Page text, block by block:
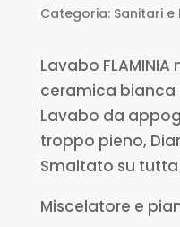
Categoria: Sanitari e
Lavabo FLAMINIA
ceramica bianca
Lavabo da
troppo pieno,
Smaltato su
Miscelatore e